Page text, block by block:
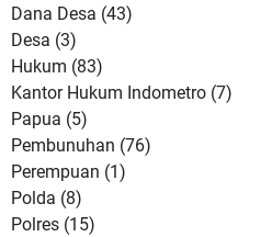
Dana Desa (43)
Desa (3)
Hukum (83)
Kantor Hukum Indometro (7)
Papua (5)
Pembunuhan (76)
Perempuan (1)
Polda (8)
Polres (15)